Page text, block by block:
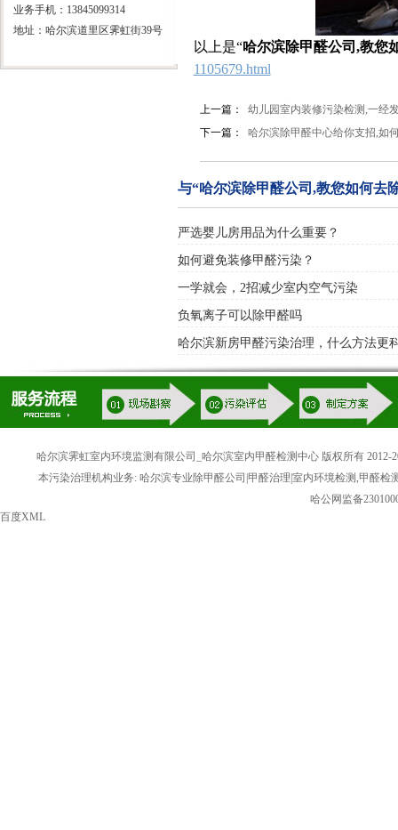
业务手机：13845099314
地址：哈尔滨道里区霁虹街39号
以上是“哈尔滨除甲醛公司,教您
1105679.html
上一篇：
幼儿园室内装修污染检测,一经
下一篇：
哈尔滨除甲醛中心给你支招,如
与“哈尔滨除甲醛公司,教您如何去
严选婴儿房用品为什么重要？
如何避免装修甲醛污染？
一学就会，2招减少室内空气污染
负氧离子可以除甲醛吗
哈尔滨新房甲醛污染治理，什么方法更
哈尔滨霁虹室内环境监测有限公司_哈尔滨室内甲醛检测中心 版权所有 2012-
本污染治理机构业务: 哈尔滨专业除甲醛公司|甲醛治理|室内环境检测,甲醛
哈公网监备
百度XML